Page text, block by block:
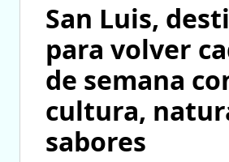
San Luis,
para volver
de semana
cultura,
sabores